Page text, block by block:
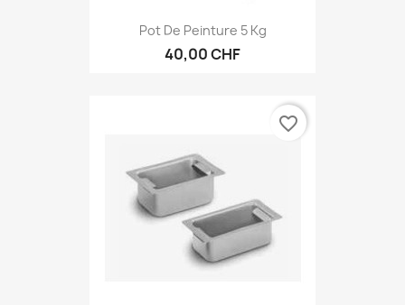
Pot De Peinture 5 Kg
40,00 CHF
favorite_border